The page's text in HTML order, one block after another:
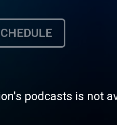
podcasts is not